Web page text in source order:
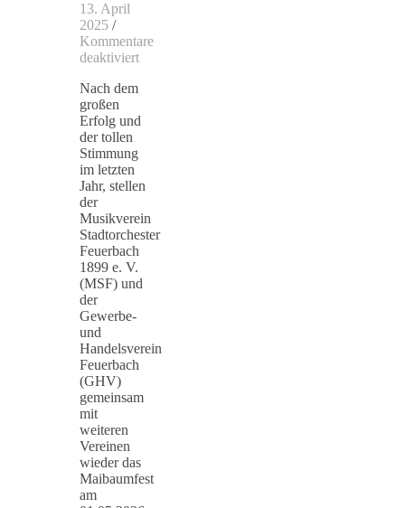
13. April
2025 /
Kommentare
deaktiviertfür
am
Nach dem
großen
Erfolg und
der tollen
Stimmung
im letzten
Jahr, stellen
der
Musikverein
Stadtorchester
Feuerbach
1899 e. V.
(MSF) und
der
Gewerbe-
und
Handelsverein
Feuerbach
(GHV)
gemeinsam
mit
weiteren
Vereinen
wieder das
Maibaumfest
am